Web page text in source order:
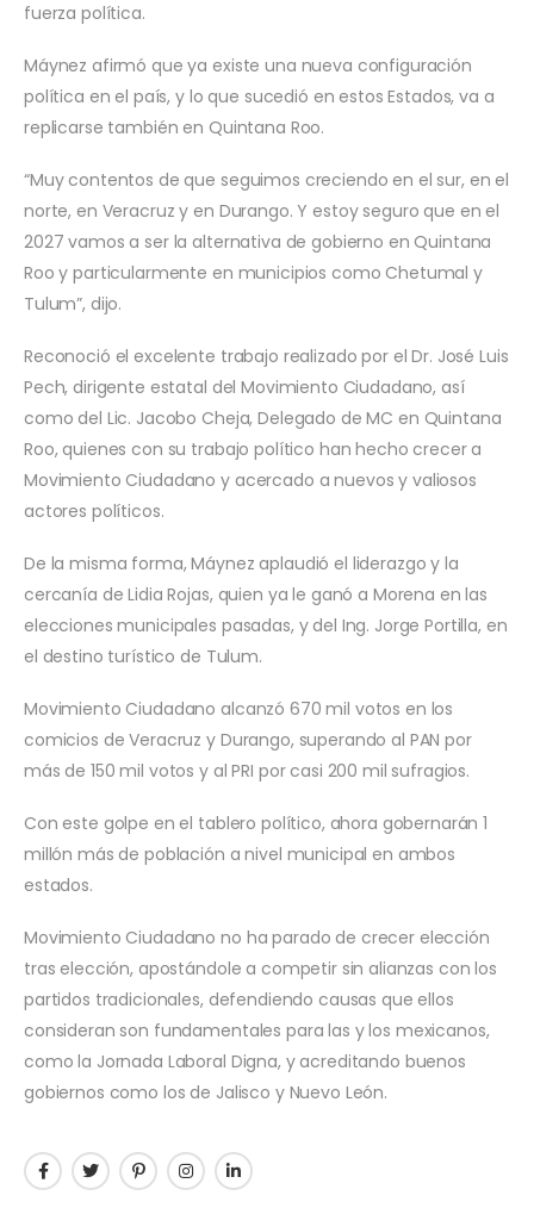
fuerza política.
Máynez afirmó que ya existe una nueva configuración
política en el país, y lo que sucedió en estos Estados, va a
replicarse también en Quintana Roo.
“Muy contentos de que seguimos creciendo en el sur, en el
norte, en Veracruz y en Durango. Y estoy seguro que en el
2027 vamos a ser la alternativa de gobierno en Quintana
Roo y particularmente en municipios como Chetumal y
Tulum”, dijo.
Reconoció el excelente trabajo realizado por el Dr. José Luis
Pech, dirigente estatal del Movimiento Ciudadano, así
como del Lic. Jacobo Cheja, Delegado de MC en Quintana
Roo, quienes con su trabajo político han hecho crecer a
Movimiento Ciudadano y acercado a nuevos y valiosos
actores políticos.
De la misma forma, Máynez aplaudió el liderazgo y la
cercanía de Lidia Rojas, quien ya le ganó a Morena en las
elecciones municipales pasadas, y del Ing. Jorge Portilla, en
el destino turístico de Tulum.
Movimiento Ciudadano alcanzó 670 mil votos en los
comicios de Veracruz y Durango, superando al PAN por
más de 150 mil votos y al PRI por casi 200 mil sufragios.
Con este golpe en el tablero político, ahora gobernarán 1
millón más de población a nivel municipal en ambos
estados.
Movimiento Ciudadano no ha parado de crecer elección
tras elección, apostándole a competir sin alianzas con los
partidos tradicionales, defendiendo causas que ellos
consideran son fundamentales para las y los mexicanos,
como la Jornada Laboral Digna, y acreditando buenos
gobiernos como los de Jalisco y Nuevo León.